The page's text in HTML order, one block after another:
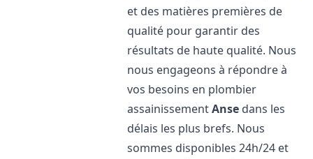
et des matières premières de
qualité pour garantir des
résultats de haute qualité. Nous
nous engageons à répondre à
vos besoins en plombier
assainissementAnse dans les
délais les plus brefs. Nous
sommes disponibles 24h/24 et